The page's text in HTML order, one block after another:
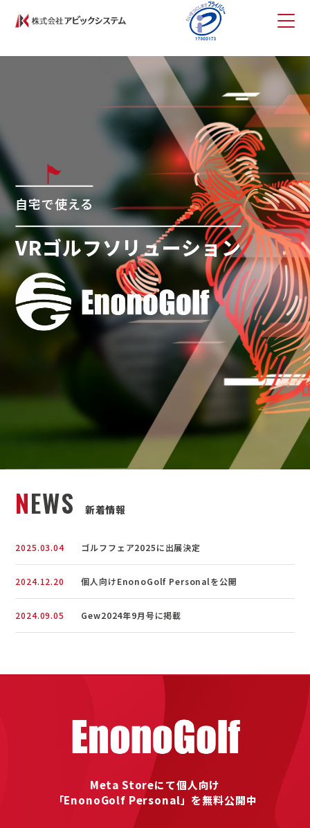
自宅で使える
VRゴルフソリューション
NEWS 新着情報
2025.03.04 ゴルフフェア2025に出展決定
2024.12.20 個人向けEnonoGolf Personalを公開
2024.09.05 Gew2024年9月号に掲載
Meta Storeにて個人向け
「EnonoGolf Personal」を無料公開中